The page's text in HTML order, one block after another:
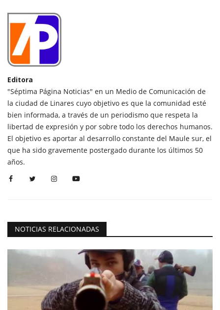
Editora
"Séptima Página Noticias" en un Medio de Comunicación de
la ciudad de Linares cuyo objetivo es que la comunidad esté
bien informada, a través de un periodismo que respeta la
libertad de expresión y por sobre todo los derechos humanos.
El objetivo es aportar al desarrollo constante del Maule sur, el
que ha sido gravemente postergado durante los últimos 50
años.
NOTICIAS RELACIONADAS